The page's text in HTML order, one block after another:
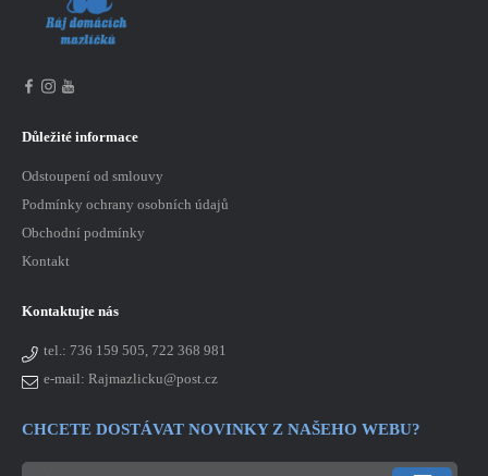
Důležité informace
Odstoupení od smlouvy
Podmínky ochrany osobních údajů
Obchodní podmínky
Kontakt
Kontaktujte nás
tel.: 736 159 505, 722 368 981
e-mail: Rajmazlicku@post.cz
CHCETE DOSTÁVAT NOVINKY Z NAŠEHO WEBU?